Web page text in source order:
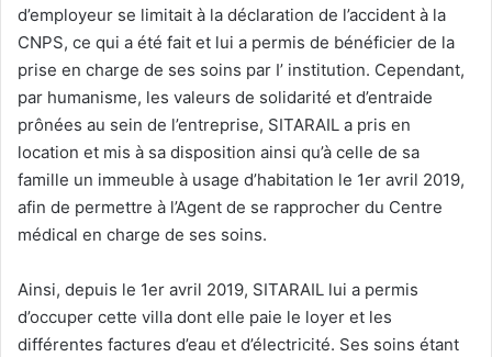
d’employeur se limitait à la déclaration de l’accident à la
CNPS, ce qui a été fait et lui a permis de bénéficier de la
prise en charge de ses soins par I’ institution. Cependant,
par humanisme, les valeurs de solidarité et d’entraide
prônées au sein de l’entreprise, SITARAIL a pris en
location et mis à sa disposition ainsi qu’à celle de sa
famille un immeuble à usage d’habitation le 1er avril 2019,
afin de permettre à l’Agent de se rapprocher du Centre
médical en charge de ses soins.
Ainsi, depuis le 1er avril 2019, SITARAIL lui a permis
d’occuper cette villa dont elle paie le loyer et les
différentes factures d’eau et d’électricité. Ses soins étant